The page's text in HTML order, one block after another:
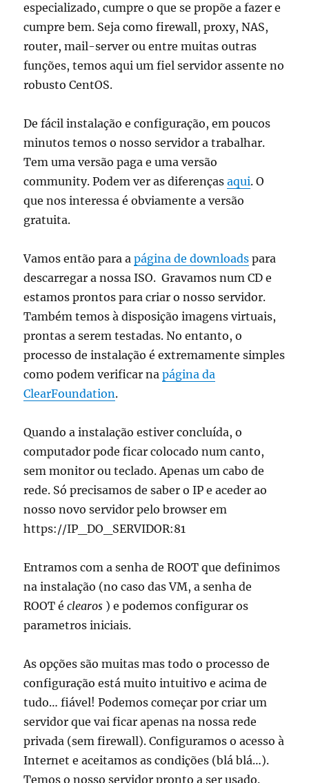
especializado, cumpre o que se propõe a fazer e
cumpre bem. Seja como firewall, proxy, NAS,
router, mail-server ou entre muitas outras
funções, temos aqui um fiel servidor assente no
robusto CentOS.
De fácil instalação e configuração, em poucos
minutos temos o nosso servidor a trabalhar.
Tem uma versão paga e uma versão
community. Podem ver as diferençasaqui. O
que nos interessa é obviamente a versão
gratuita.
Vamos então para apágina de downloads para
descarregar a nossa ISO. Gravamos num CD e
estamos prontos para criar o nosso servidor.
Também temos à disposição imagens virtuais,
prontas a serem testadas. No entanto, o
processo de instalação é extremamente simples
como podem verificar napágina da
ClearFoundation.
Quando a instalação estiver concluída, o
computador pode ficar colocado num canto,
sem monitor ou teclado. Apenas um cabo de
rede. Só precisamos de saber o IP e aceder ao
nosso novo servidor pelo browser em
https://IP_DO_SERVIDOR:81
Entramos com a senha de ROOT que definimos
na instalação (no caso das VM, a senha de
ROOT éclearos ) e podemos configurar os
parametros iniciais.
As opções são muitas mas todo o processo de
configuração está muito intuitivo e acima de
tudo… fiável! Podemos começar por criar um
servidor que vai ficar apenas na nossa rede
privada (sem firewall). Configuramos o acesso à
Internet e aceitamos as condições (blá blá…).
Temos o nosso servidor pronto a ser usado.